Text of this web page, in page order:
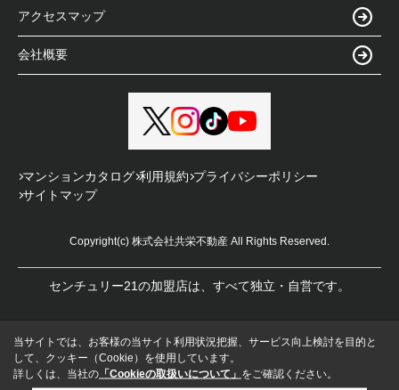
アクセスマップ
会社概要
マンションカタログ 利用規約 プライバシーポリシー
サイトマップ
Copyright(c) 株式会社共栄不動産 All Rights Reserved.
センチュリー21の加盟店は、すべて独立・自営です。
当サイトでは、お客様の当サイト利用状況把握、サービス向上検討を目的と
して、クッキー（Cookie）を使用しています。
詳しくは、当社の 「Cookieの取扱いについて」 をご確認ください。